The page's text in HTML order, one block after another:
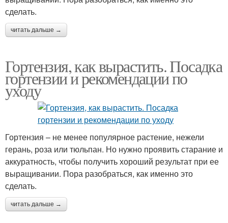
сделать.
читать дальше →
Гортензия, как вырастить. Посадка
гортензии и рекомендации по
уходу
Гортензия – не менее популярное растение, нежели
герань, роза или тюльпан. Но нужно проявить старание и
аккуратность, чтобы получить хороший результат при ее
выращивании. Пора разобраться, как именно это
сделать.
читать дальше →